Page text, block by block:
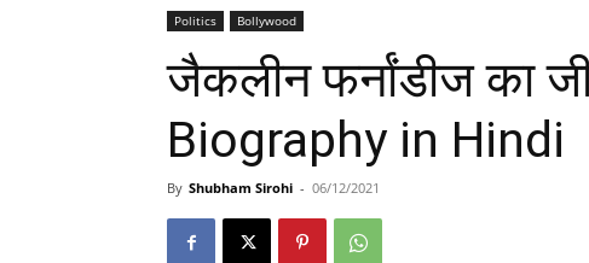
Politics Bollywood
जैकलीन फर्नांडीज का
Biography in Hindi
By Shubham Sirohi - 06/12/2021